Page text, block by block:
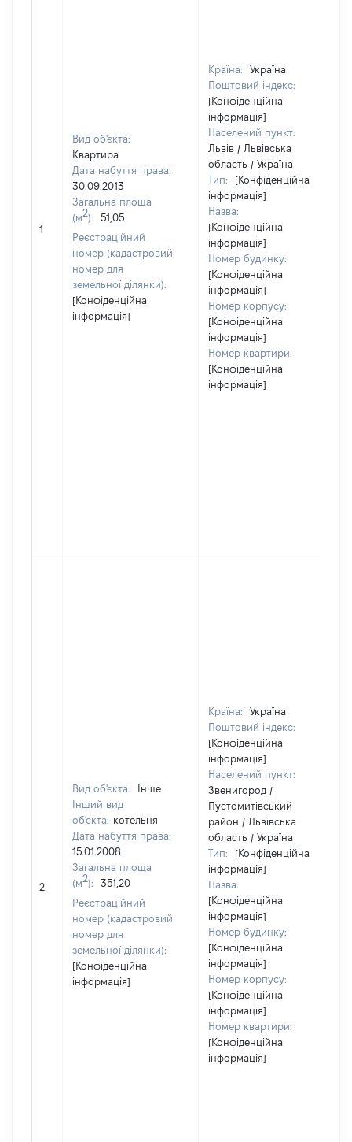
1
Вид об'єкта:
Квартира
Дата набуття права:
30.09.2013
Загальна площа
(м2):
51,05
Реєстраційний
номер (кадастровий
номер для
земельної ділянки):
[Конфіденційна
інформація]
Країна:
Україна
Поштовий індекс:
[Конфіденційна
інформація]
Населений пункт:
Львів / Львівська
область / Україна
Тип:
[Конфіденційна
інформація]
Назва:
[Конфіденційна
інформація]
Номер будинку:
[Конфіденційна
інформація]
Номер корпусу:
[Конфіденційна
інформація]
Номер квартири:
[Конфіденційна
інформація]
2
Вид об'єкта:
Інше
Інший вид
об'єкта: котельня
Дата набуття права:
15.01.2008
Загальна площа
(м2):
351,20
Реєстраційний
номер (кадастровий
номер для
земельної ділянки):
[Конфіденційна
інформація]
Країна:
Україна
Поштовий індекс:
[Конфіденційна
інформація]
Населений пункт:
Звенигород /
Пустомитівський
район / Львівська
область / Україна
Тип:
[Конфіденційна
інформація]
Назва:
[Конфіденційна
інформація]
Номер будинку:
[Конфіденційна
інформація]
Номер корпусу:
[Конфіденційна
інформація]
Номер квартири:
[Конфіденційна
інформація]